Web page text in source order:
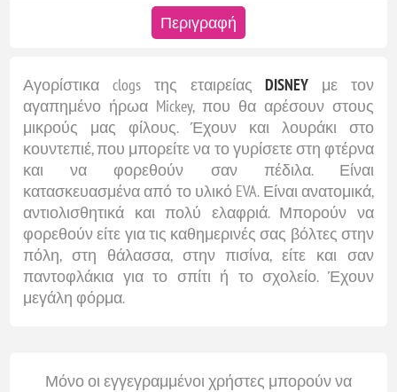
Περιγραφή
Αγορίστικα clogs της εταιρείας DISNEY με τον
αγαπημένο ήρωα Mickey, που θα αρέσουν στους
μικρούς μας φίλους. Έχουν και λουράκι στο
κουντεπιέ, που μπορείτε να το γυρίσετε στη φτέρνα
και να φορεθούν σαν πέδιλα. Είναι
κατασκευασμένα από το υλικό EVA. Είναι ανατομικά,
αντιολισθητικά και πολύ ελαφριά. Μπορούν να
φορεθούν είτε για τις καθημερινές σας βόλτες στην
πόλη, στη θάλασσα, στην πισίνα, είτε και σαν
παντοφλάκια για το σπίτι ή το σχολείο. Έχουν
μεγάλη φόρμα.
Μόνο οι εγγεγραμμένοι χρήστες μπορούν να